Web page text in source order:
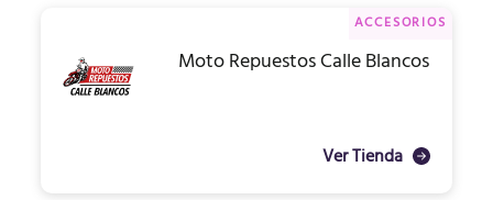
ACCESORIOS
Moto Repuestos Calle Blancos
Ver Tienda